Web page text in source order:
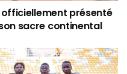
officiellement présenté
sacre continental